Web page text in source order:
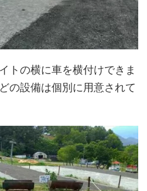
トの横に車を横付けできま
の設備は個別に用意されて